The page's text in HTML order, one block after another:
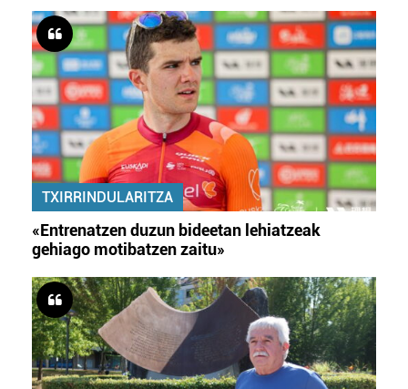
TXIRRINDULARITZA
«Entrenatzen duzun bideetan lehiatzeak
gehiago motibatzen zaitu»